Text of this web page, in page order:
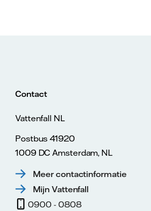
Contact
Vattenfall NL
Postbus 41920
1009 DC Amsterdam, NL
Meer contactinformatie
Mijn Vattenfall
0900 - 0808